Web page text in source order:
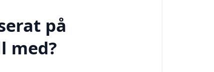
på
med?